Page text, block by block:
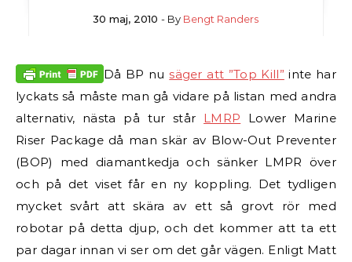
30 maj, 2010 - By Bengt Randers
Då BP nusäger att ”Top Kill” inte har
lyckats så måste man gå vidare på listan med andra
alternativ, nästa på tur står LMRP Lower Marine
Riser Package då man skär av Blow-Out Preventer
(BOP) med diamantkedja och sänker LMPR över
och på det viset får en ny koppling. Det tydligen
mycket svårt att skära av ett så grovt rör med
robotar på detta djup, och det kommer att ta ett
par dagar innan vi ser om det går vägen. Enligt Matt